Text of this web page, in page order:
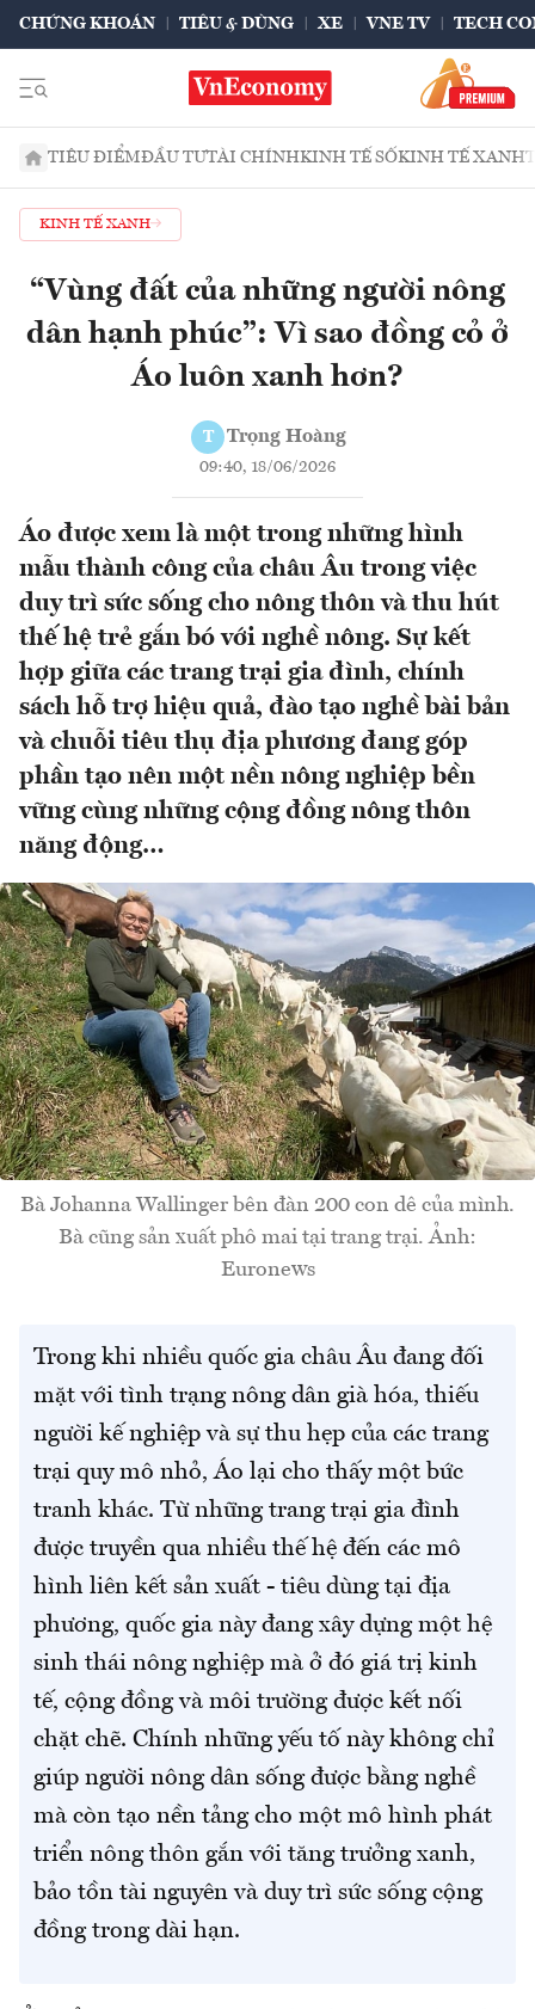
CHỨNG KHOÁN TIÊU & DÙNG XE VNE TV TECH
TIÊU ĐIỂMĐẦU TƯTÀI CHÍNHKINH TẾ SỐKINH TẾ XANH
KINH TẾ XANH
“Vùng đất của những người nông
dân hạnh phúc”: Vì sao đồng cỏ ở
Áo luôn xanh hơn?
T Trọng Hoàng
09:40, 18/06/2026
Áo được xem là một trong những hình
mẫu thành công của châu Âu trong việc
duy trì sức sống cho nông thôn và thu hút
thế hệ trẻ gắn bó với nghề nông. Sự kết
hợp giữa các trang trại gia đình, chính
sách hỗ trợ hiệu quả, đào tạo nghề bài bản
và chuỗi tiêu thụ địa phương đang góp
phần tạo nên một nền nông nghiệp bền
vững cùng những cộng đồng nông thôn
năng động…
Bà Johanna Wallinger bên đàn 200 con dê của mình.
Bà cũng sản xuất phô mai tại trang trại. Ảnh:
Euronews
Trong khi nhiều quốc gia châu Âu đang đối
mặt với tình trạng nông dân già hóa, thiếu
người kế nghiệp và sự thu hẹp của các trang
trại quy mô nhỏ, Áo lại cho thấy một bức
tranh khác. Từ những trang trại gia đình
được truyền qua nhiều thế hệ đến các mô
hình liên kết sản xuất - tiêu dùng tại địa
phương, quốc gia này đang xây dựng một hệ
sinh thái nông nghiệp mà ở đó giá trị kinh
tế, cộng đồng và môi trường được kết nối
chặt chẽ. Chính những yếu tố này không chỉ
giúp người nông dân sống được bằng nghề
mà còn tạo nền tảng cho một mô hình phát
triển nông thôn gắn với tăng trưởng xanh,
bảo tồn tài nguyên và duy trì sức sống cộng
đồng trong dài hạn.